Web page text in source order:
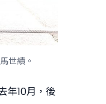
世績。
年10月，後